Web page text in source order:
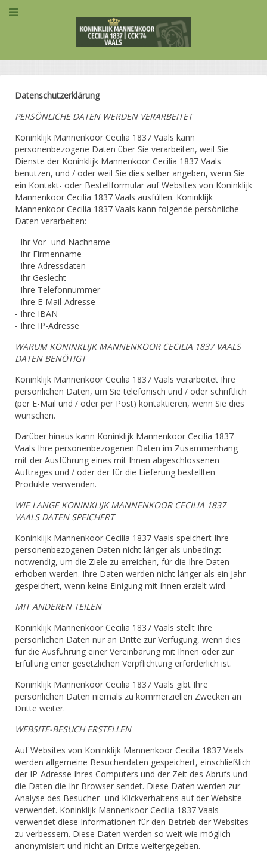
Datenschutzerklärung
PERSÖNLICHE DATEN WERDEN VERARBEITET
Koninklijk Mannenkoor Cecilia 1837 Vaals kann
personenbezogene Daten über Sie verarbeiten, weil Sie
Dienste der Koninklijk Mannenkoor Cecilia 1837 Vaals
benutzen, und / oder weil Sie dies selber angeben, wenn Sie
ein Kontakt- oder Bestellformular auf Websites von Koninklijk
Mannenkoor Cecilia 1837 Vaals ausfüllen. Koninklijk
Mannenkoor Cecilia 1837 Vaals kann folgende persönliche
Daten verarbeiten:
- Ihr Vor- und Nachname
- Ihr Firmenname
- Ihre Adressdaten
- Ihr Geslecht
- Ihre Telefonnummer
- Ihre E-Mail-Adresse
- Ihre IBAN
- Ihre IP-Adresse
WARUM KONINKLIJK MANNENKOOR CECILIA 1837 VAALS
DATEN BENÖTIGT
Koninklijk Mannenkoor Cecilia 1837 Vaals verarbeitet Ihre
persönlichen Daten, um Sie telefonisch und / oder schriftlich
(per E-Mail und / oder per Post) kontaktieren, wenn Sie dies
wünschen.
Darüber hinaus kann Koninklijk Mannenkoor Cecilia 1837
Vaals Ihre personenbezogenen Daten im Zusammenhang
mit der Ausführung eines mit Ihnen abgeschlossenen
Auftrages und / oder der für die Lieferung bestellten
Produkte verwenden.
WIE LANGE KONINKLIJK MANNENKOOR CECILIA 1837
VAALS DATEN SPEICHERT
Koninklijk Mannenkoor Cecilia 1837 Vaals speichert Ihre
personenbezogenen Daten nicht länger als unbedingt
notwendig, um die Ziele zu erreichen, für die Ihre Daten
erhoben werden. Ihre Daten werden nicht länger als ein Jahr
gespeichert, wenn keine Einigung mit Ihnen erzielt wird.
MIT ANDEREN TEILEN
Koninklijk Mannenkoor Cecilia 1837 Vaals stellt Ihre
persönlichen Daten nur an Dritte zur Verfügung, wenn dies
für die Ausführung einer Vereinbarung mit Ihnen oder zur
Erfüllung einer gesetzlichen Verpflichtung erforderlich ist.
Koninklijk Mannenkoor Cecilia 1837 Vaals gibt Ihre
persönlichen Daten niemals zu kommerziellen Zwecken an
Dritte weiter.
WEBSITE-BESUCH ERSTELLEN
Auf Websites von Koninklijk Mannenkoor Cecilia 1837 Vaals
werden allgemeine Besucherdaten gespeichert, einschließlich
der IP-Adresse Ihres Computers und der Zeit des Abrufs und
die Daten die Ihr Browser sendet. Diese Daten werden zur
Analyse des Besucher- und Klickverhaltens auf der Website
verwendet. Koninklijk Mannenkoor Cecilia 1837 Vaals
verwendet diese Informationen für den Betrieb der Websites
zu verbessern. Diese Daten werden so weit wie möglich
anonymisiert und nicht an Dritte weitergegeben.